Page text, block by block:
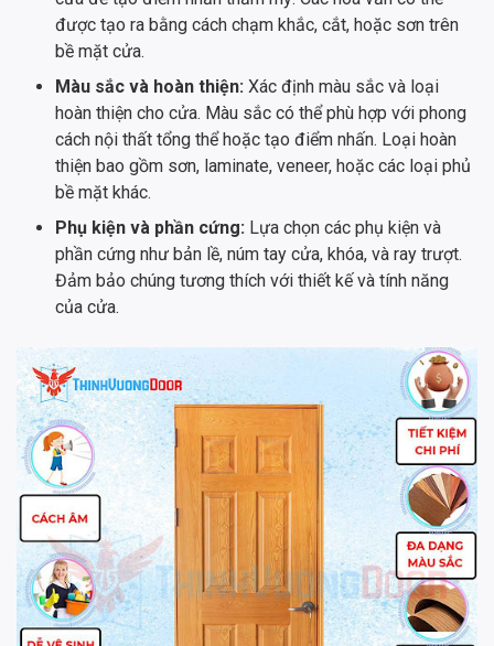
được tạo ra bằng cách chạm khắc, cắt, hoặc sơn trên
bề mặt cửa.
Màu sắc và hoàn thiện: Xác định màu sắc và loại
hoàn thiện cho cửa. Màu sắc có thể phù hợp với phong
cách nội thất tổng thể hoặc tạo điểm nhấn. Loại hoàn
thiện bao gồm sơn, laminate, veneer, hoặc các loại phủ
bề mặt khác.
Phụ kiện và phần cứng: Lựa chọn các phụ kiện và
phần cứng như bản lề, núm tay cửa, khóa, và ray trượt.
Đảm bảo chúng tương thích với thiết kế và tính năng
của cửa.